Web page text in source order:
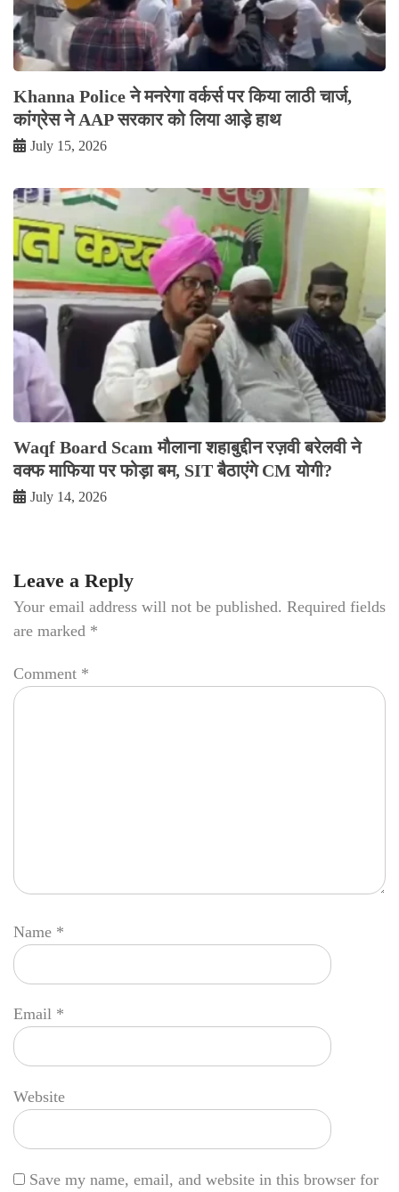
Khanna Police ने मनरेगा वर्कर्स पर किया लाठी चार्ज,
कांग्रेस ने AAP सरकार को लिया आड़े हाथ
July 15, 2026
Waqf Board Scam मौलाना शहाबुद्दीन रज़वी बरेलवी ने
वक्फ माफिया पर फोड़ा बम, SIT बैठाएंगे CM योगी?
July 14, 2026
Leave a Reply
Your email address will not be published. Required fields
are marked *
Comment *
Name *
Email *
Website
Save my name, email, and website in this browser for